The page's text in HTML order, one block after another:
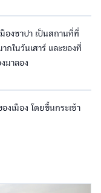
องซาปา เป็นสถานที่ที่
กในวันเสาร์ และของที่
มาลอง
งเมือง โดยขึ้นกระเช้า